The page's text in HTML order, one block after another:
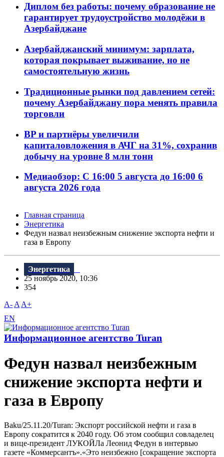
Диплом без работы: почему образование не
гарантирует трудоустройство молодёжи в
Азербайджане
Азербайджанский минимум: зарплата,
которая покрывает выживание, но не
самостоятельную жизнь
Традиционные рынки под давлением сетей:
почему Азербайджану пора менять правила
торговли
BP и партнёры увеличили
капиталовложения в АЧГ на 31%, сохранив
добычу на уровне 8 млн тонн
Медиаобзор: С 16:00 5 августа до 16:00 6
августа 2026 года
Главная страница
Энергетика
Федун назвал неизбежным снижение экспорта нефти и
газа в Европу
Энергетика
25 ноябрь 2020, 10:36
354
A- A A+
EN
Информационное агентство Turan
Федун назвал неизбежным
снижение экспорта нефти и
газа в Европу
Baku/25.11.20/Turan: Экспорт российской нефти и газа в
Европу сократится к 2040 году. Об этом сообщил совладелец
и вице-президент ЛУКОЙЛа Леонид Федун в интервью
газете «Коммерсантъ».«Это неизбежно [сокращение экспорта